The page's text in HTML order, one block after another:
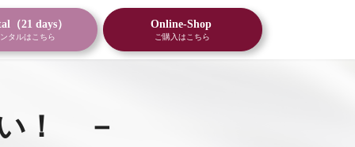
（21 days）
タルはこちら
Online-Shop
ご購入はこちら
い！ －